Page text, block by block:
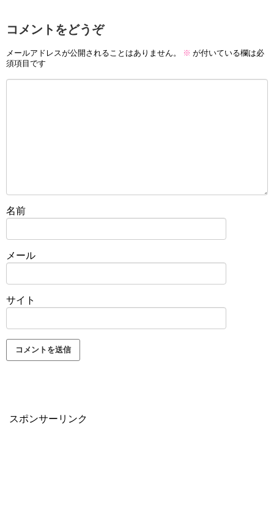
コメントをどうぞ
メールアドレスが公開されることはありません。 ※ が付いている欄は必
須項目です
名前
メール
サイト
スポンサーリンク